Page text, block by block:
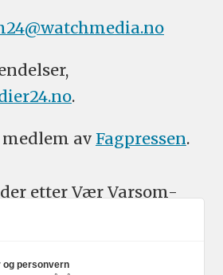
.
medlem av Fagpressen.
etter Vær Varsom-
for god presseskikk.
som ChatGPT,
og personvern